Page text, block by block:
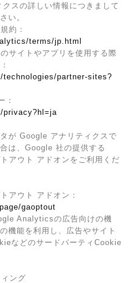
スの詳しい情報につきまして
い。
約：
terms/jp.html
サイトやアプリを使用する際
partner-sites?
：
privacy?hl=ja
が Google アナリティクスで
は、Google 社の提供する
アウト アドオンをご利用くだ
アウト アドオン：
gaoptout
Analyticsの広告向けの機
機能を利用し、広告やサイト
などのサードパーティCookie
ング